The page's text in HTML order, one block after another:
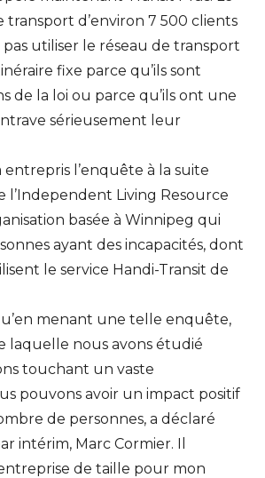
transport d’environ 7 500 clients
utiliser le réseau de transport
fixe parce qu’ils sont
de la loi ou parce qu’ils ont une
sérieusement leur
entrepris l’enquête à la suite
l’Independent Living Resource
basée à Winnipeg qui
ayant des incapacités, dont
le service Handi-Transit de
menant une telle enquête,
laquelle nous avons étudié
touchant un vaste
pouvons avoir un impact positif
de personnes, a déclaré
intérim, Marc Cormier. Il
entreprise de taille pour mon